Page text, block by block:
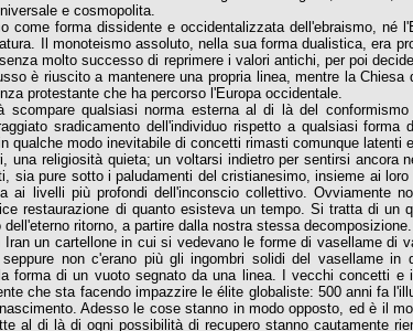
e cosmopolita.
come forma dissidente e occidentalizzata dell'ebraismo, né
Il monoteismo assoluto, nella sua forma dualistica, era
molto successo di reprimere i valori antichi, per poi
è riuscito a mantenere una propria linea, mentre la Chiesa
protestante che ha percorso l'Europa occidentale.
scompare qualsiasi norma esterna al di là del
sradicamento dell'individuo rispetto a qualsiasi forma
qualche modo inevitabile di concetti rimasti comunque latenti
religiosità quieta; un voltarsi indietro per sentirsi ancora
sia pure sotto i paludamenti del cristianesimo, insieme ai
ai livelli più profondi dell'inconscio collettivo. Ovviamente
restaurazione di quanto esisteva un tempo. Si tratta di un
ritorno, a partire dalla nostra stessa decomposizione.
un cartellone in cui si vedevano le forme di vasellame di
non c'erano più gli ingombri solidi del vasellame in
forma di un vuoto segnato da una linea. I vecchi concetti
che sta facendo impazzire le élite globaliste: 500 anni fa
Adesso le cose stanno in modo opposto, ed è il
al di là di ogni possibilità di recupero stanno cautamente